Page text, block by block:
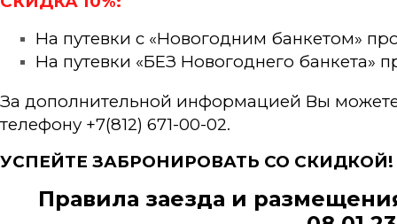
На путевки с «Новогодним банкетом»
На путевки «БЕЗ Новогоднего банкета»
За дополнительной информацией Вы
телефону +7(812) 671-00-02.
УСПЕЙТЕ ЗАБРОНИРОВАТЬ СО
Правила заезда и